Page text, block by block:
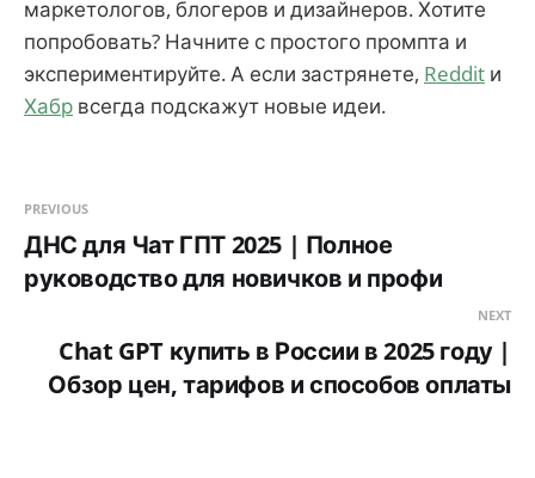
маркетологов, блогеров и дизайнеров. Хотите
попробовать? Начните с простого промпта и
экспериментируйте. А если застрянете, Reddit и
Хабр всегда подскажут новые идеи.
PREVIOUS
ДНС для Чат ГПТ 2025 | Полное
руководство для новичков и профи
NEXT
Chat GPT купить в России в 2025 году |
Обзор цен, тарифов и способов оплаты